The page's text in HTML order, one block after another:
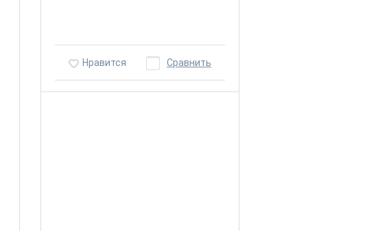
Сравнить
Нравится